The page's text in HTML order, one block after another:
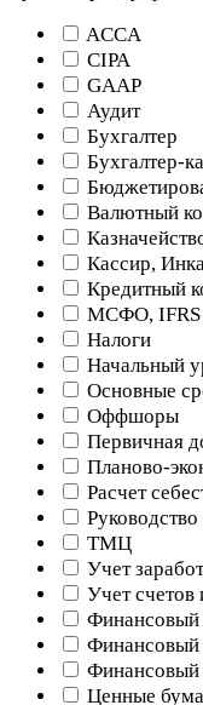
ACCA
CIPA
GAAP
Аудит
Бухгалтер
Бухгалтер-
Валютный
Кассир,
Кредитный
МСФО, IFRS
Налоги
Начальный
Основные
Оффшоры
Первичная
Планово-
Расчет
ТМЦ
Учет
Учет счетов
Финансовый
Финансовый
Ценные